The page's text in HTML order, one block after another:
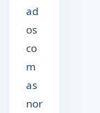
ad
os
co
m
as
nor